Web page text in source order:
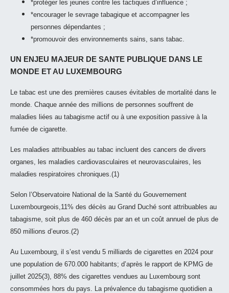
*protéger les jeunes contre les tactiques d’influence ;
*encourager le sevrage tabagique et accompagner les
personnes dépendantes ;
*promouvoir des environnements sains, sans tabac.
UN ENJEU MAJEUR DE SANTE PUBLIQUE DANS LE
MONDE ET AU LUXEMBOURG
Le tabac est une des premières causes évitables de mortalité dans le
monde. Chaque année des millions de personnes souffrent de
maladies liées au tabagisme actif ou à une exposition passive à la
fumée de cigarette.
Les maladies attribuables au tabac incluent des cancers de divers
organes, les maladies cardiovasculaires et neurovasculaires, les
maladies respiratoires chroniques.(1)
Selon l’Observatoire National de la Santé du Gouvernement
Luxembourgeois,11% des décès au Grand Duché sont attribuables au
tabagisme, soit plus de 460 décès par an et un coût annuel de plus de
850 millions d’euros.(2)
Au Luxembourg, il s’est vendu 5 milliards de cigarettes en 2024 pour
une population de 670.000 habitants; d’après le rapport de KPMG de
juillet 2025(3), 88% des cigarettes vendues au Luxembourg sont
consommées hors du pays. La prévalence du tabagisme quotidien a